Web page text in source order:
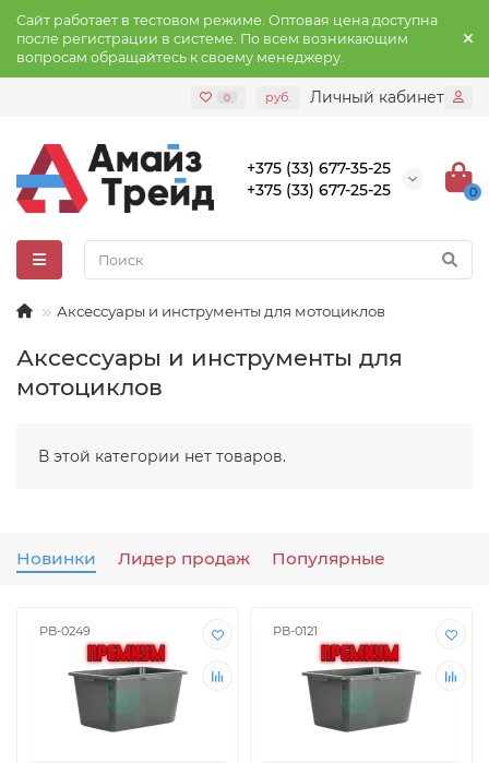
Сайт работает в тестовом режиме. Оптовая цена доступна
после регистрации в системе. По всем возникающим
вопросам обращайтесь к своему менеджеру.
0 руб. Личный кабинет
+375 (33) 677-35-25
+375 (33) 677-25-25
0
Аксессуары и инструменты для мотоциклов
Аксессуары и инструменты для
мотоциклов
В этой категории нет товаров.
Новинки Лидер продаж Популярные
РВ-0249 РВ-0121